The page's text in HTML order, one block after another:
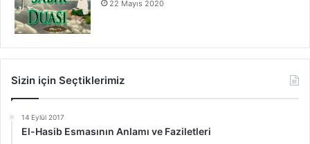
22 Mayıs 2020
Sizin için Seçtiklerimiz
14 Eylül 2017
El-Hasib Esmasının Anlamı ve Faziletleri